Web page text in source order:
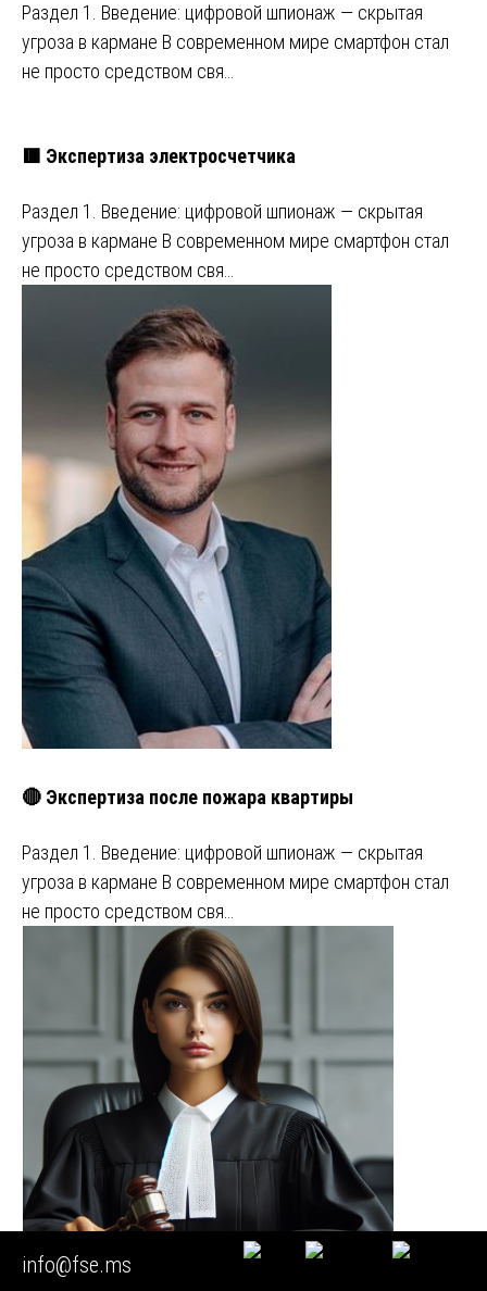
Раздел 1. Введение: цифровой шпионаж — скрытая
угроза в кармане В современном мире смартфон стал
не просто средством свя…
🟥 Экспертиза электросчетчика
Раздел 1. Введение: цифровой шпионаж — скрытая
угроза в кармане В современном мире смартфон стал
не просто средством свя…
🔴 Экспертиза после пожара квартиры
Раздел 1. Введение: цифровой шпионаж — скрытая
угроза в кармане В современном мире смартфон стал
не просто средством свя…
info@fse.ms